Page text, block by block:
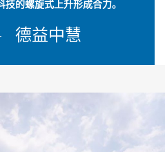
的螺旋式上升形成合力。
德益中慧